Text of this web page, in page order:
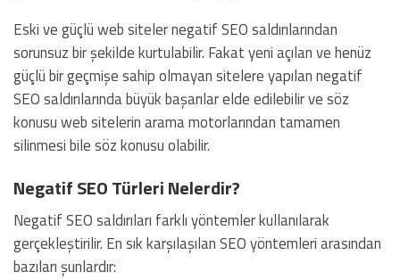
Eski ve güçlü web siteler negatif SEO saldırılarından
sorunsuz bir şekilde kurtulabilir. Fakat yeni açılan ve henüz
güçlü bir geçmişe sahip olmayan sitelere yapılan negatif
SEO saldırılarında büyük başarılar elde edilebilir ve söz
konusu web sitelerin arama motorlarından tamamen
silinmesi bile söz konusu olabilir.
Negatif SEO Türleri Nelerdir?
Negatif SEO saldırıları farklı yöntemler kullanılarak
gerçekleştirilir. En sık karşılaşılan SEO yöntemleri arasından
bazıları şunlardır: